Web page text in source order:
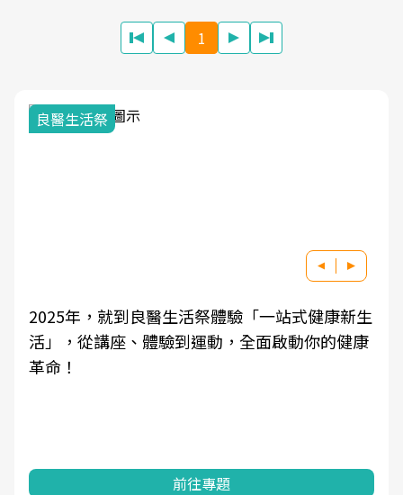
1
良醫生活祭
2025年，就到良醫生活祭體驗「一站式健康新生
活」，從講座、體驗到運動，全面啟動你的健康
革命！
前往專題